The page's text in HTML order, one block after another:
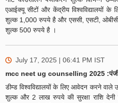
एआईक्यू सीटों और केंद्रीय विश्वविद्यालयों के
शुल्क 1,000 रुपये है और एससी, एसटी, ओबीसी
शुल्क 500 रुपये है ।
July 17, 2025 | 06:41 PM IST
mcc neet ug counselling 2025
डीम्ड विश्वविद्यालयों के लिए आवेदन करने
शुल्क और 2 लाख रुपये की सुरक्षा राशि देनी